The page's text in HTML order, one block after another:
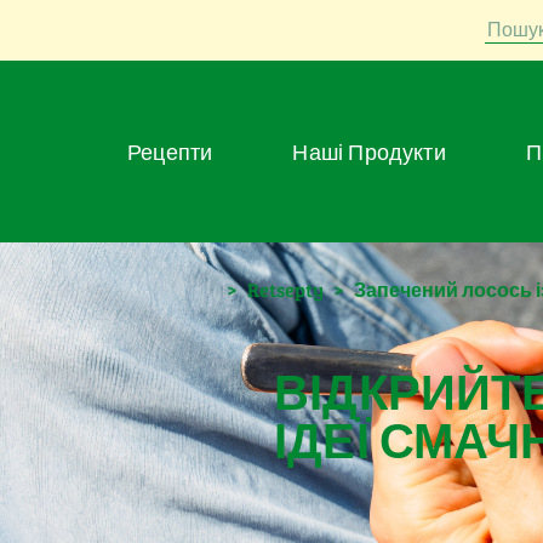
Пошук
Рецепти Наші Продукти
> Retsepty > Запечений лосось
ІДЕЇ